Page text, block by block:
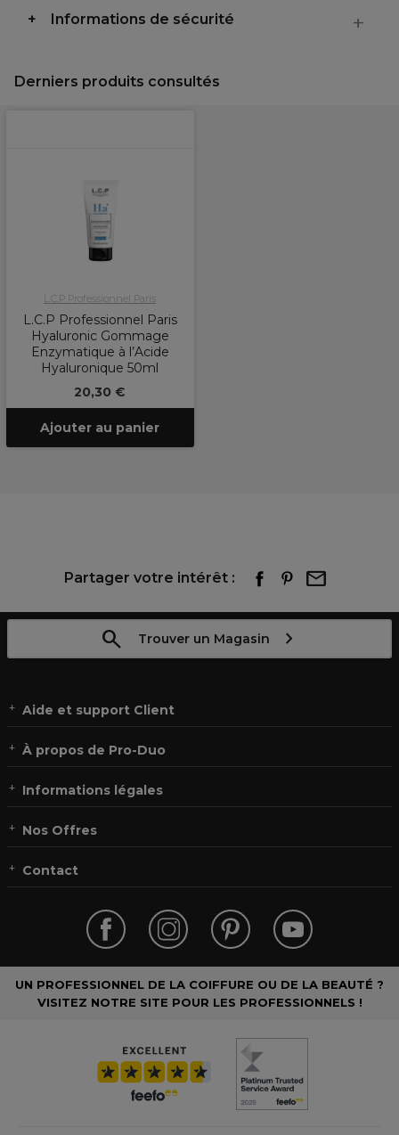
Informations de sécurité
Derniers produits consultés
L.C.P Professionnel Paris
L.C.P Professionnel Paris
Hyaluronic Gommage
Enzymatique à l’Acide
Hyaluronique 50ml
20,30 €
Ajouter au panier
Partager votre intérêt :
Trouver un Magasin
Aide et support Client
À propos de Pro-Duo
Informations légales
Nos Offres
Contact
UN PROFESSIONNEL DE LA COIFFURE OU DE LA BEAUTÉ ?
VISITEZ NOTRE SITE POUR LES PROFESSIONNELS !